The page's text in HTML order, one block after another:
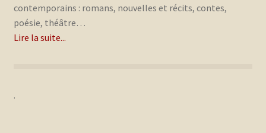
contemporains : romans, nouvelles et récits, contes,
poésie, théâtre…
Lire la suite...
.